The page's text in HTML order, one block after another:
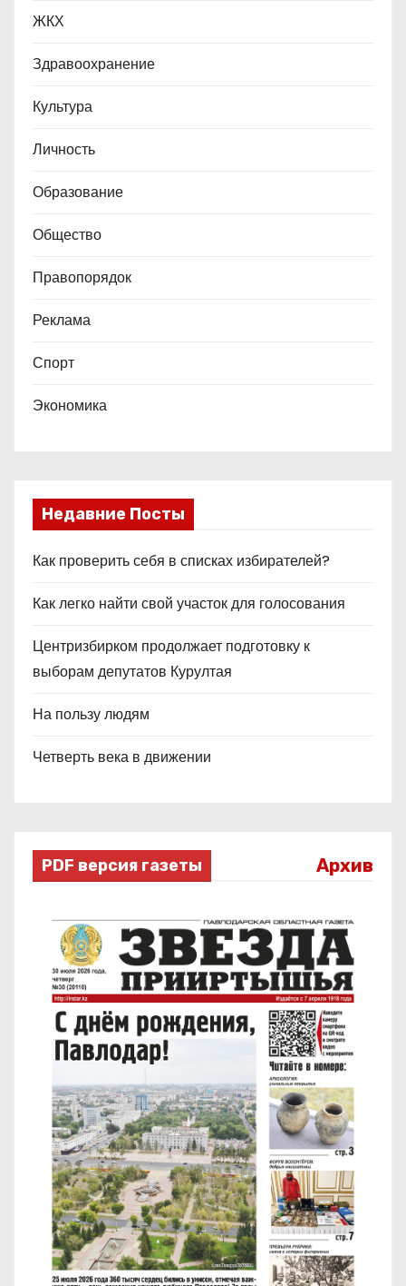
ЖКХ
Здравоохранение
Культура
Личность
Образование
Общество
Правопорядок
Реклама
Спорт
Экономика
Недавние Посты
Как проверить себя в списках избирателей?
Как легко найти свой участок для голосования
Центризбирком продолжает подготовку к
выборам депутатов Курултая
На пользу людям
Четверть века в движении
PDF версия газеты Архив